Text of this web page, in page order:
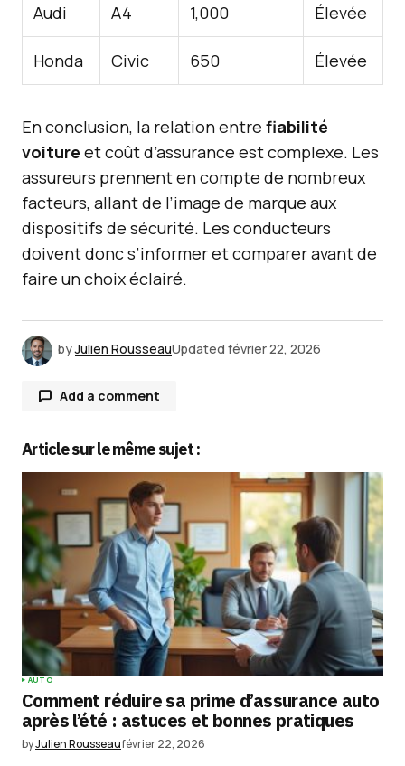
Audi A4 1,000 Élevée
Honda Civic 650 Élevée
En conclusion, la relation entre fiabilité
voiture et coût d’assurance est complexe. Les
assureurs prennent en compte de nombreux
facteurs, allant de l’image de marque aux
dispositifs de sécurité. Les conducteurs
doivent donc s’informer et comparer avant de
faire un choix éclairé.
byJulien RousseauUpdated février 22, 2026
Add a comment
Votre adresse e-mail ne sera pas publiée.Les
champs obligatoires sont indiqués avec*
Comment*
Your Name*
Your E-mail*
Article sur le même sujet :
AUTO
Comment réduire sa prime d’assurance auto
après l’été : astuces et bonnes pratiques
byJulien Rousseaufévrier 22, 2026